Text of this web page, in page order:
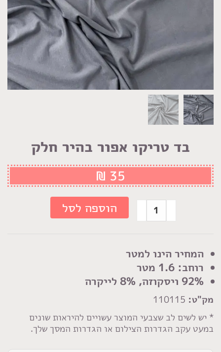
בד טריקו אפור בהיר חלק
המחיר הינו למטר
רוחב: 1.6 מטר
92% ויסקוזה, 8% לייקרה
מק"ט:
* יש לשים לב שצבעי המוצר עשויים להיראות שונים
במעט עקב הגדרות הצילום או הגדרות המסך שלך.
₪ 35
כמות
של
אפור
בהיר
חלק
הוספה לסל